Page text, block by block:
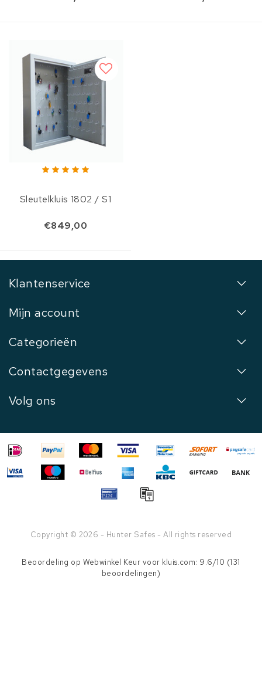
Sleutelkluis 1802 / S1
€849,00
Klantenservice
Mijn account
Categorieën
Contactgegevens
Volg ons
Copyright © 2026 - Hunter Safes - All rights reserved
Beoordeling op Webwinkel Keur voor kluis.com: 9.6/10 (131
beoordelingen)